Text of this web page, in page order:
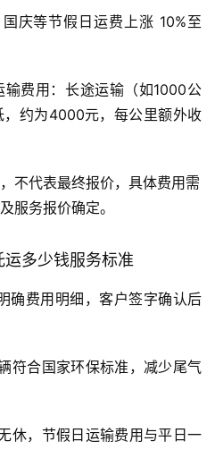
庆等节假日运费上涨 10%至
输费用：长途运输（如1000公
约为4000元，每公里额外收
不代表最终报价，具体费用需
服务报价确定。
多少钱服务标准
确费用明细，客户签字确认后
符合国家环保标准，减少尾气
休，节假日运输费用与平日一